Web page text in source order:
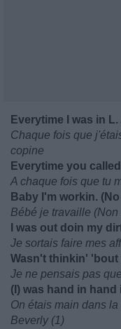
Everytime I was in
Chaque fois que
copine
Everytime you
A chaque fois que tu
Baby I'm workin. (No
Bébé je travaille (Non
I was out doin my
Je sortais faire mes
Wasn't thinkin'
Je ne pensais pas
(I) was hand in
On étais main dans
Beverly (1)